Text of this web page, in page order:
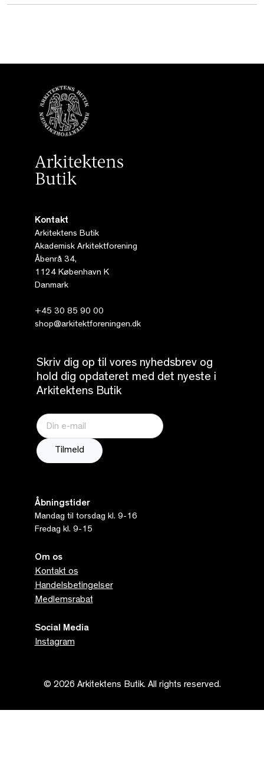
Kontakt
Arkitektens Butik
Akademisk Arkitektforening
Åbenrå 34,
1124 København K
Danmark
+45 30 85 90 00
shop@arkitektforeningen.dk
Skriv dig op til vores nyhedsbrev og
hold dig opdateret med det nyeste i
Arkitektens Butik
Åbningstider
Mandag til torsdag kl. 9-16
Fredag kl. 9-15
Om os
Kontakt os
Handelsbetingelser
Medlemsrabat
Social Media
Instagram
© 2026 Arkitektens Butik. All rights reserved.